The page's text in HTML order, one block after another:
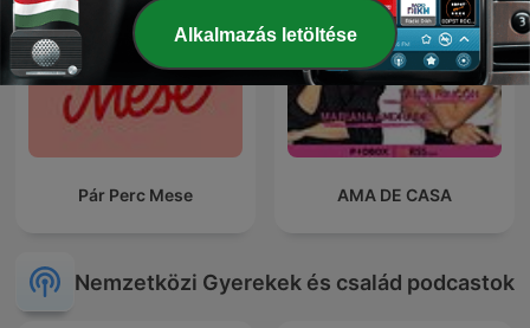
Pár Perc Mese AMA DE CASA
Nemzetközi Gyerekek és család podcastok
Alkalmazás letöltése